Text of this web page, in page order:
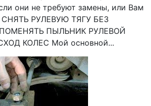
они не требуют замены, или Вам
СНЯТЬ РУЛЕВУЮ ТЯГУ БЕЗ
ПЫЛЬНИК РУЛЕВОЙ
КОЛЕС Мой основной...